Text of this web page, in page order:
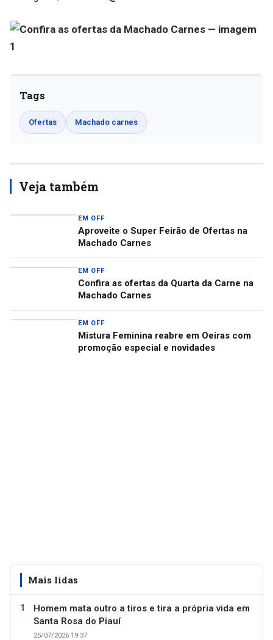
Tags
Ofertas Machado carnes
Veja também
EM OFF
Aproveite o Super Feirão de Ofertas na
Machado Carnes
EM OFF
Confira as ofertas da Quarta da Carne na
Machado Carnes
EM OFF
Mistura Feminina reabre em Oeiras com
promoção especial e novidades
Mais lidas
Homem mata outro a tiros e tira a própria vida em
Santa Rosa do Piauí
25/07/2026 19:37